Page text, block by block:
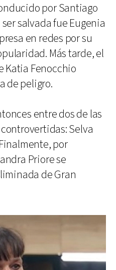
por Santiago
salvada fue Eugenia
en redes por su
Más tarde, el
Katia Fenocchio
de peligro.
entre dos de las
Selva
por
Priore se
de Gran